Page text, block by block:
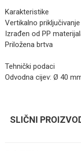
Karakteristike
Vertikalno
Izrađen od PP
Priložena brtva
Tehnički podaci
Odvodna cijev: Ø 40
SLIČNI